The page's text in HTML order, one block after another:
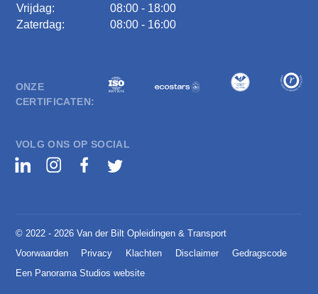
Vrijdag:
08:00 - 18:00
Zaterdag:
08:00 - 16:00
ONZE
CERTIFICATEN:
VOLG ONS OP SOCIAL
© 2022 - 2026 Van der Bilt Opleidingen & Transport
Voorwaarden
Privacy Klachten Disclaimer
Gedragscode
Een Panorama Studios website